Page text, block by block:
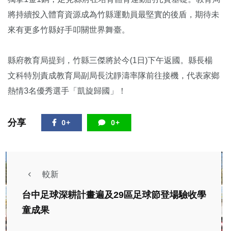
將持續投入體育資源成為竹縣運動員最堅實的後盾，期待未
來有更多竹縣好手叩關世界舞臺。
縣府教育局提到，竹縣三傑將於今(1日)下午返國。縣長楊
文科特別責成教育局副局長沈靜濤率隊前往接機，代表家鄉
熱情3名優秀選手「凱旋歸國」！
分享 0+ 0+
較新
台中足球深耕計畫遍及29區足球節登場驗收學
童成果